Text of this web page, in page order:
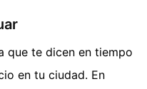
que te dicen en tiempo
en tu ciudad. En